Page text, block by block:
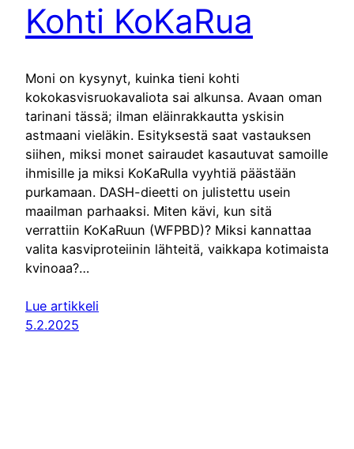
Kohti KoKaRua
Moni on kysynyt, kuinka tieni kohti
kokokasvisruokavaliota sai alkunsa. Avaan oman
tarinani tässä; ilman eläinrakkautta yskisin
astmaani vieläkin. Esityksestä saat vastauksen
siihen, miksi monet sairaudet kasautuvat samoille
ihmisille ja miksi KoKaRulla vyyhtiä päästään
purkamaan. DASH-dieetti on julistettu usein
maailman parhaaksi. Miten kävi, kun sitä
verrattiin KoKaRuun (WFPBD)? Miksi kannattaa
valita kasviproteiinin lähteitä, vaikkapa kotimaista
kvinoaa?…
Lue artikkeli
5.2.2025